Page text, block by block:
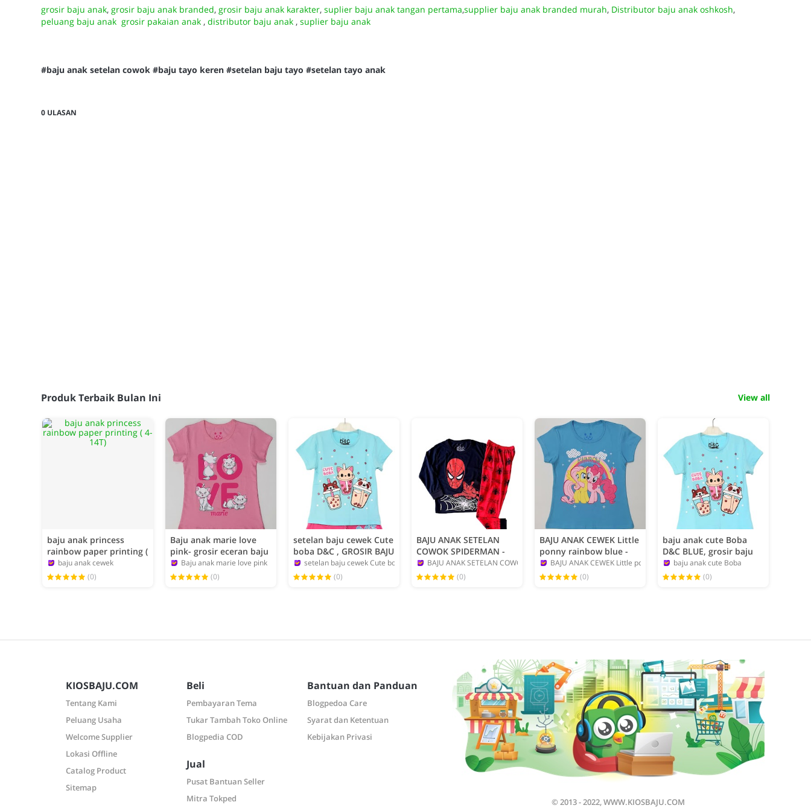
grosir baju anak, grosir baju anak branded, grosir baju anak karakter, suplier baju anak tangan pertama,supplier baju anak branded murah, Distributor baju anak oshkosh,
peluang baju anak grosir pakaian anak , distributor baju anak , suplier baju anak
#baju anak setelan cowok #baju tayo keren #setelan baju tayo #setelan tayo anak
0 ULASAN
Produk Terbaik Bulan Ini View all
baju anak princess
rainbow paper printing (
4-14T)
baju anak cewek
admin
(0)
Baju anak marie love
pink- grosir eceran baju
anak karakter.
Baju anak marie love pink
admin
(0)
setelan baju cewek Cute
boba D&C , GROSIR BAJU
ANAK KARAKTER
setelan baju cewek Cute boba
admin
(0)
BAJU ANAK SETELAN
COWOK SPIDERMAN -
GROSIR ECERAN BAJU
ANAK
BAJU ANAK SETELAN COWOK SPIDERMAN
admin
(0)
BAJU ANAK CEWEK Little
ponny rainbow blue -
grosir baju anak
karakter
BAJU ANAK CEWEK Little ponny rainbow blue
admin
(0)
baju anak cute Boba
D&C BLUE, grosir baju
anak karakter branded.
baju anak cute Boba
admin
(0)
KIOSBAJU.COM
Tentang Kami
Peluang Usaha
Welcome Supplier
Lokasi Offline
Catalog Product
Sitemap
Beli
Pembayaran Tema
Tukar Tambah Toko Online
Blogpedia COD
Jual
Pusat Bantuan Seller
Mitra Tokped
Bantuan dan Panduan
Blogpedoa Care
Syarat dan Ketentuan
Kebijakan Privasi
© 2013 - 2022, WWW.KIOSBAJU.COM